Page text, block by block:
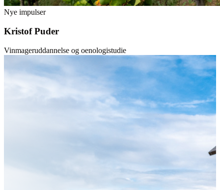
Nye impulser
Kristof Puder
Vinmageruddannelse og oenologistudie